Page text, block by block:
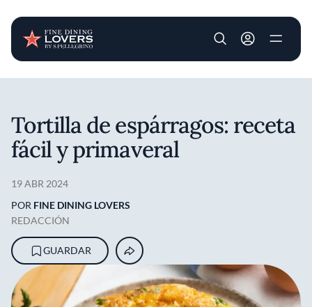
User account
Tortilla de espárragos: receta
fácil y primaveral
19 ABR 2024
POR FINE DINING LOVERS
REDACCIÓN
GUARDAR